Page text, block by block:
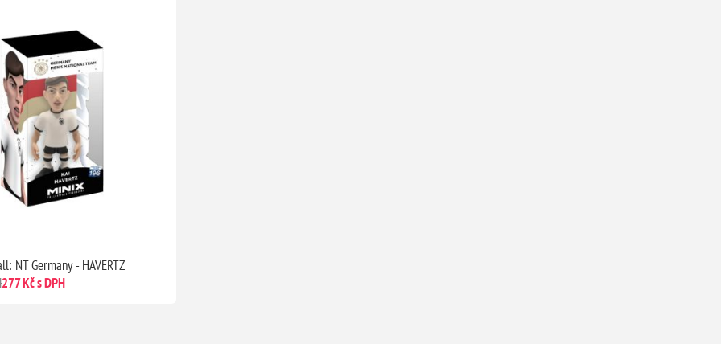
NT Germany - HAVERTZ
277 Kč s DPH